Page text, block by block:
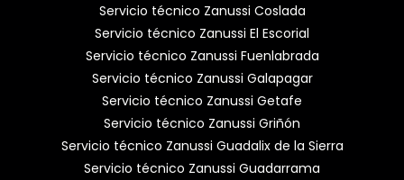
Servicio técnico Zanussi Coslada
Servicio técnico Zanussi El Escorial
Servicio técnico Zanussi Fuenlabrada
Servicio técnico Zanussi Galapagar
Servicio técnico Zanussi Getafe
Servicio técnico Zanussi Griñón
Servicio técnico Zanussi Guadalix de la Sierra
Servicio técnico Zanussi Guadarrama